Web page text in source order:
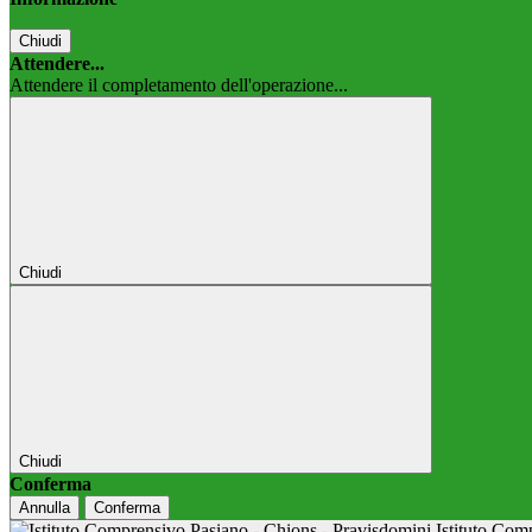
Chiudi
Attendere...
Attendere il completamento dell'operazione...
Chiudi
Chiudi
Conferma
Annulla Conferma